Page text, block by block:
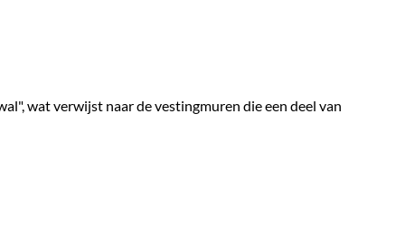
wat verwijst naar de vestingmuren die een deel van